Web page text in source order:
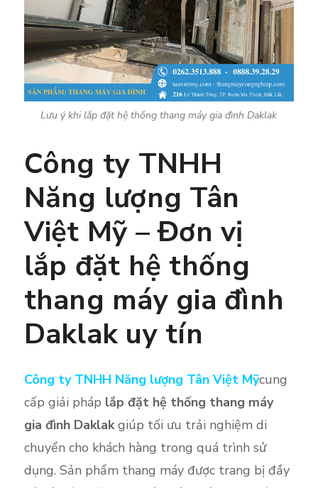
Lưu ý khi lắp đặt hệ thống thang máy gia đình Daklak
Công ty TNHH
Năng lượng Tân
Việt Mỹ – Đơn vị
lắp đặt hệ thống
thang máy gia đình
Daklak uy tín
Công ty TNHH Năng lượng Tân Việt Mỹcung
cấp giải pháp lắp đặt hệ thống thang máy
gia đình Daklakgiúp tối ưu trải nghiệm di
chuyển cho khách hàng trong quá trình sử
dụng. Sản phẩm thang máy được trang bị đầy